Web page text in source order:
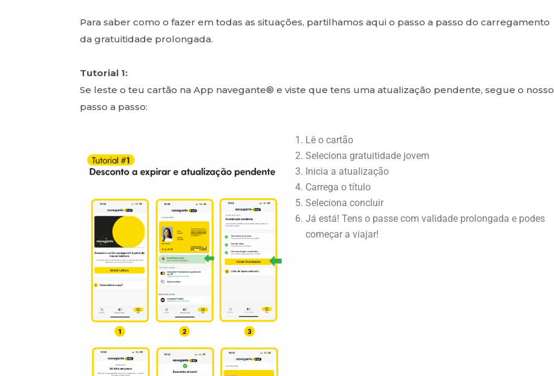
Para saber como o fazer em todas as situações, partilhamos aqui o passo a passo do carregamento
da gratuitidade prolongada.
Tutorial 1:
Se leste o teu cartão na App navegante® e viste que tens uma atualização pendente, segue o nosso
passo a passo:
Lê o cartão
Seleciona gratuitidade jovem
Inicia a atualização
Carrega o título
Seleciona concluir
Já está! Tens o passe com validade prolongada e podes
começar a viajar!